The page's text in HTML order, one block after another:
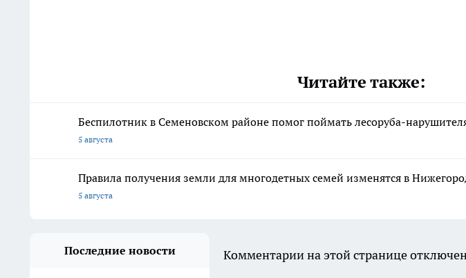
Читайте также:
Беспилотник в Семеновском районе помог поймать лесоруба-
5 августа
Правила получения земли для многодетных семей изменятся в
5 августа
Последние новости Комментарии на этой странице